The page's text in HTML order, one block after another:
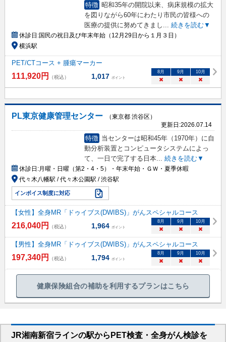
特徴 昭和35年の開院以来、病床規模の拡大
を図りながら60年にわたり市民の皆様への
医療の提供に努めてきまし
続きを読む▼
休診日:国民の祝日及び年末年始（12月29日から１月３日）
横浜駅
PET/CTコース + 腫瘍マーカー
111,920円 （税込） 1,017 ポイント
8 月 9 月 10月
× × ×
PL東京健康管理センター
（東京都 渋谷区）
更新日:2026.07.14
特徴 当センターは昭和45年（1970年）に自
動分析装置とコンピュータシステムによっ
て、一日で完了する日本... 続きを読む▼
休診日:月曜・日曜（第2・4・5）・年末年始・ＧＷ・夏季休暇
代々木八幡駅 / 代々木公園駅 / 渋谷駅
インボイス制度に対応
【女性】全身MR「ドゥイブス(DWIBS)」がんスペシャルコース
216,040円 （税込） 1,964 ポイント
8 月 9 月 10月
× × ×
【男性】全身MR「ドゥイブス(DWIBS)」がんスペシャルコース
197,340円 （税込） 1,794 ポイント
8 月 9 月 10月
× × ×
健康保険組合の補助を利用するプランはこちら
JR湘南新宿ラインの駅から PET検査・全身がん検診を